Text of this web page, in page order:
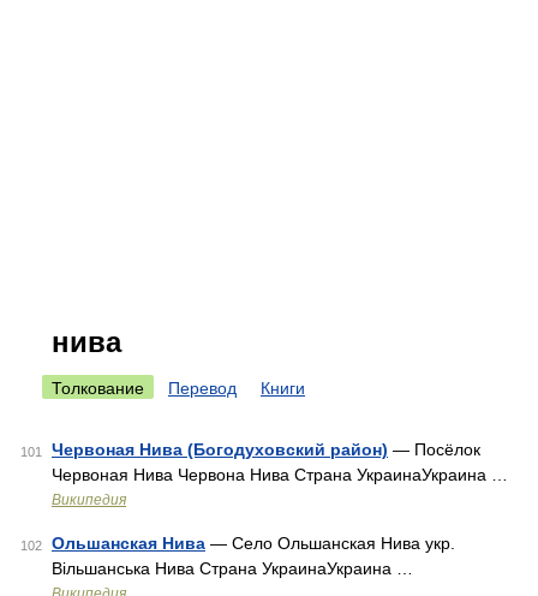
нива
Толкование Перевод Книги
101 Червоная Нива (Богодуховский район) — Посёлок
Червоная Нива Червона Нива Страна УкраинаУкраина …
Википедия
102 Ольшанская Нива — Село Ольшанская Нива укр.
Вільшанська Нива Страна УкраинаУкраина …